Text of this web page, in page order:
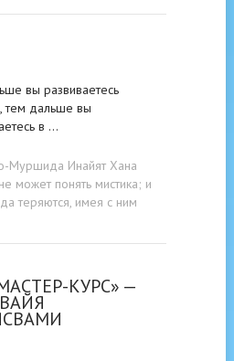
вы развиваетесь
тем дальше вы
в …
Муршида Инайят Хана
может понять мистика; и
теряются, имея с ним
КУРС» —